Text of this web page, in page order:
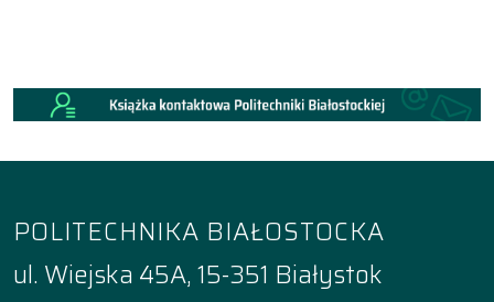
POLITECHNIKA BIAŁOSTOCKA
ul. Wiejska 45A, 15-351 Białystok